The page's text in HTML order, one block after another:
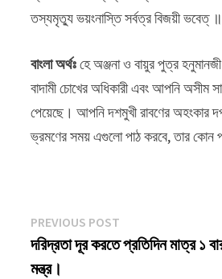
তস্যমৃত্যু ভয়ংনাস্তি সর্বত্র বিজয়ী ভবেত্ ॥
বাংলা অর্থঃহে অঞ্জনা ও বায়ুর পুত্র
বাদামী চোখের অধিকারী এবং আপনি
পেয়েছে। আপনি দশমুখী রাবণের অহংকার
ভ্রমণের সময় এগুলো পাঠ করবে, তার কোন
Post
navigation
PREVIOUS POST
post:
দরিদ্রতা দূর করতে প্রতিদিন মাত্র ১
মন্ত্র।